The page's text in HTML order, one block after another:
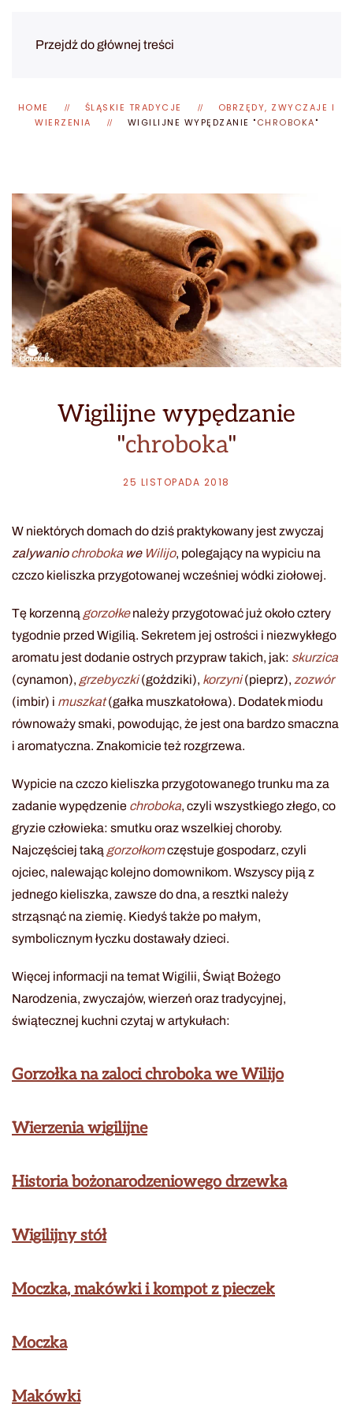
Przejdź do głównej treści
HOME ŚLĄSKIE TRADYCJE
OBRZĘDY, ZWYCZAJE I
WIERZENIA
WIGILIJNE WYPĘDZANIE "CHROBOKA"
Wigilijne wypędzanie
"chroboka"
25 LISTOPADA 2018
W niektórych domach do dziś praktykowany jest zwyczaj
zalywaniochroboka we Wilijo, polegający na wypiciu na
czczo kieliszka przygotowanej wcześniej wódki ziołowej.
Tę korzenną gorzołkenależy przygotować już około cztery
tygodnie przed Wigilią. Sekretem jej ostrości i niezwykłego
aromatu jest dodanie ostrych przypraw takich, jak: skurzica
(cynamon), grzebyczki(goździki), korzyni(pieprz), zozwór
(imbir) i muszkat(gałka muszkatołowa). Dodatek miodu
równoważy smaki, powodując, że jest ona bardzo smaczna
i aromatyczna. Znakomicie też rozgrzewa.
Wypicie na czczo kieliszka przygotowanego trunku ma za
zadanie wypędzenie chroboka, czyli wszystkiego złego, co
gryzie człowieka: smutku oraz wszelkiej choroby.
Najczęściej taką gorzołkomczęstuje gospodarz, czyli
ojciec, nalewając kolejno domownikom. Wszyscy piją z
jednego kieliszka, zawsze do dna, a resztki należy
strząsnąć na ziemię. Kiedyś także po małym,
symbolicznym łyczku dostawały dzieci.
Więcej informacji na temat Wigilii, Świąt Bożego
Narodzenia, zwyczajów, wierzeń oraz tradycyjnej,
świątecznej kuchni czytaj w artykułach:
Gorzołka na zaloci chroboka we Wilijo
Wierzenia wigilijne
Historia bożonarodzeniowego drzewka
Wigilijny stół
Moczka, makówki i kompot z pieczek
Moczka
Makówki